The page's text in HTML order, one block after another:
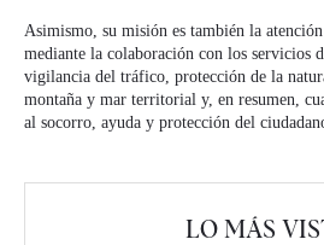
Asimismo, su misión es también la
mediante la colaboración con los
vigilancia del tráfico, protección de la
montaña y mar territorial y, en resumen,
al socorro, ayuda y protección del
LO MÁS